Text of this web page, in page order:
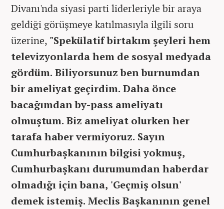
Divanı'nda siyasi parti liderleriyle bir araya
geldiği görüşmeye katılmasıyla ilgili soru
üzerine, "Spekülatif birtakım şeyleri hem
televizyonlarda hem de sosyal medyada
gördüm. Biliyorsunuz ben burnumdan
bir ameliyat geçirdim. Daha önce
bacağımdan by-pass ameliyatı
olmuştum. Biz ameliyat olurken her
tarafa haber vermiyoruz. Sayın
Cumhurbaşkanının bilgisi yokmuş,
Cumhurbaşkanı durumumdan haberdar
olmadığı için bana, 'Geçmiş olsun'
demek istemiş. Meclis Başkanının genel